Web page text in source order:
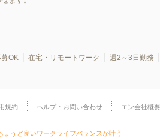
OK 在宅・リモートワーク 週2～3日勤務
規約 ヘルプ・お問い合わせ エン会社概要
ょうど良いワークライフバランスが叶う